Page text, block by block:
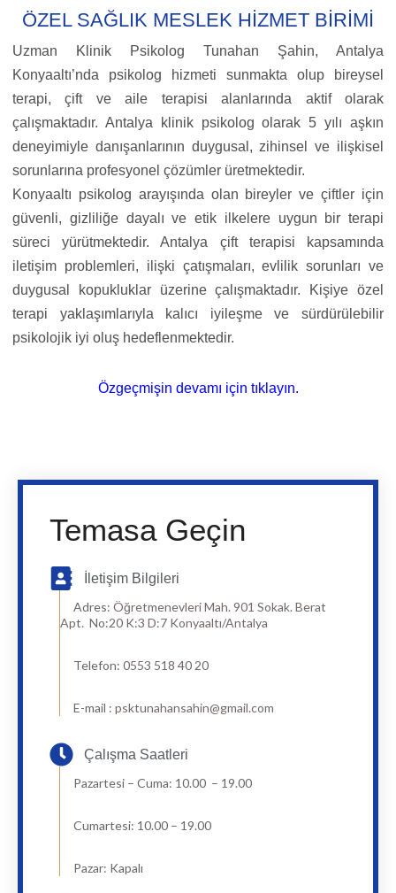
ÖZEL SAĞLIK MESLEK HİZMET BİRİMİ
Uzman Klinik Psikolog Tunahan Şahin, Antalya
Konyaaltı’nda psikolog hizmeti sunmakta olup bireysel
terapi, çift ve aile terapisi alanlarında aktif olarak
çalışmaktadır. Antalya klinik psikolog olarak 5 yılı aşkın
deneyimiyle danışanlarının duygusal, zihinsel ve ilişkisel
sorunlarına profesyonel çözümler üretmektedir.
Konyaaltı psikolog arayışında olan bireyler ve çiftler için
güvenli, gizliliğe dayalı ve etik ilkelere uygun bir terapi
süreci yürütmektedir. Antalya çift terapisi kapsamında
iletişim problemleri, ilişki çatışmaları, evlilik sorunları ve
duygusal kopukluklar üzerine çalışmaktadır. Kişiye özel
terapi yaklaşımlarıyla kalıcı iyileşme ve sürdürülebilir
psikolojik iyi oluş hedeflenmektedir.
Özgeçmişin devamı için tıklayın.
Temasa Geçin
İletişim Bilgileri
Adres: Öğretmenevleri Mah. 901 Sokak. Berat
Apt. No:20 K:3 D:7 Konyaaltı/Antalya
Telefon: 0553 518 40 20
E-mail : psktunahansahin@gmail.com
Çalışma Saatleri
Pazartesi – Cuma: 10.00 – 19.00
Cumartesi: 10.00 – 19.00
Pazar: Kapalı